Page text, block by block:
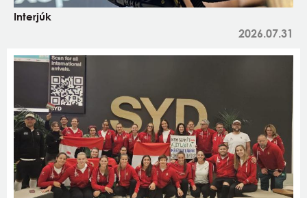
Interjúk
2026.07.31